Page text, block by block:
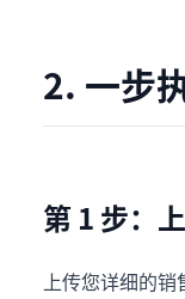
2. 一步
第 1 步：
上传您详细的销